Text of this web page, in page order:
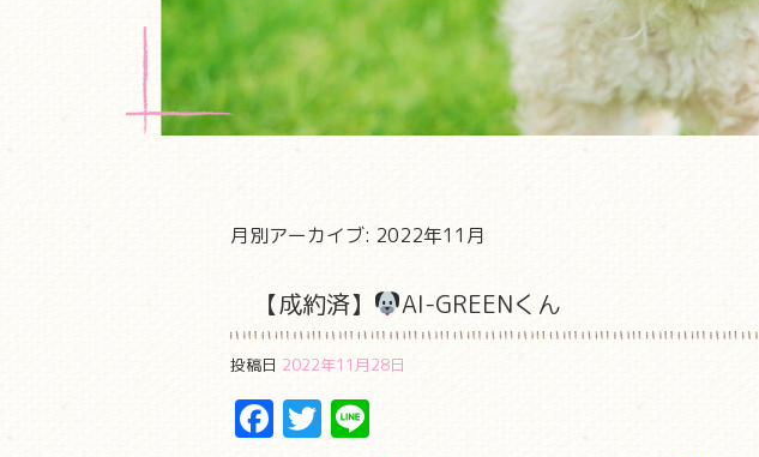
月別アーカイブ: 2022年11月
【成約済】 AI-GREENくん
投稿日 2022年11月28日
Facebook
Twitter